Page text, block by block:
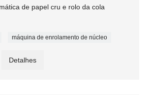
de papel cru e rolo da cola
máquina de enrolamento de núcleo
Detalhes